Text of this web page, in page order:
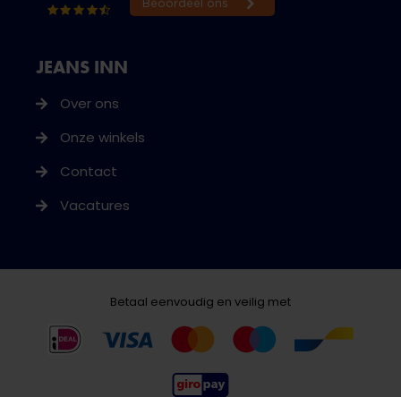
JEANS INN
Over ons
Onze winkels
Contact
Vacatures
Betaal eenvoudig en veilig met